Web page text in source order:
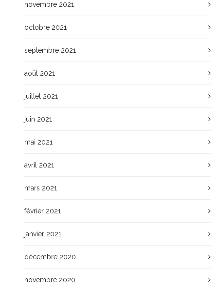
novembre 2021
octobre 2021
septembre 2021
août 2021
juillet 2021
juin 2021
mai 2021
avril 2021
mars 2021
février 2021
janvier 2021
décembre 2020
novembre 2020